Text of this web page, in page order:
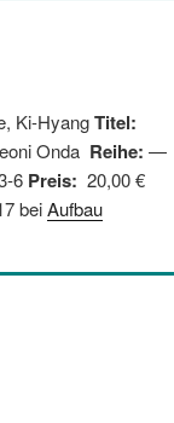
Ki-HyangTitel:
Onda Reihe: —
6 Preis: 20,00 €
beiAufbau